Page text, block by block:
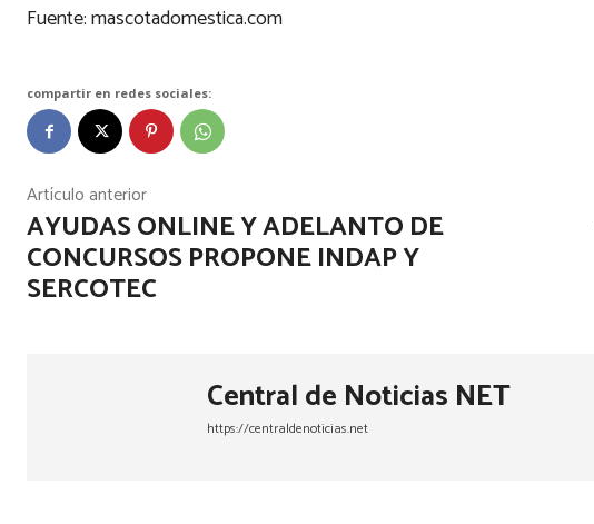
Fuente: mascotadomestica.com
compartir en redes sociales:
Artículo anterior
AYUDAS ONLINE Y ADELANTO DE
CONCURSOS PROPONE INDAP Y
SERCOTEC
Central de Noticias NET
https://centraldenoticias.net